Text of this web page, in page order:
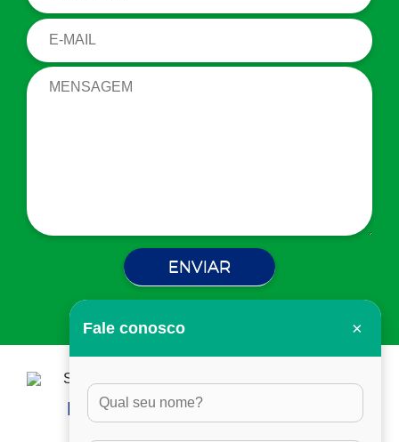
HORÁRIO DE ATENDIMENTO:
DAS 8H ÀS 17H30, EM DIAS ÚTEIS
Fale conosco ×